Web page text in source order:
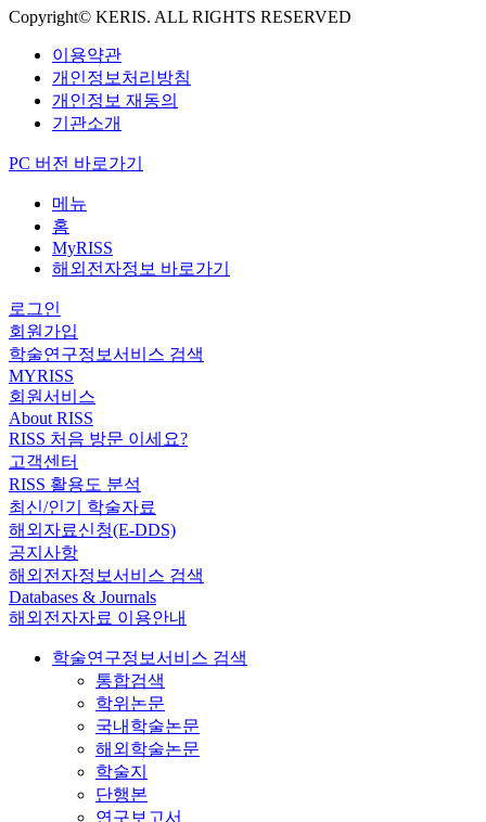
Copyright© KERIS. ALL RIGHTS RESERVED
이용약관
개인정보처리방침
개인정보 재동의
기관소개
PC 버전 바로가기
메뉴
홈
MyRISS
해외전자정보 바로가기
로그인
회원가입
학술연구정보서비스 검색
MYRISS
회원서비스
About RISS
RISS 처음 방문 이세요?
고객센터
RISS 활용도 분석
최신/인기 학술자료
해외자료신청(E-DDS)
공지사항
해외전자정보서비스 검색
Databases & Journals
해외전자자료 이용안내
학술연구정보서비스 검색
통합검색
학위논문
국내학술논문
해외학술논문
학술지
단행본
연구보고서